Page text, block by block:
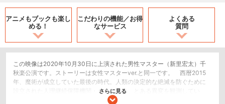
アニメもブックも楽し
める！
こだわりの機能／お得
なサービス
よくある
質問
この映像は2020年10月30日に上演された男性マスター（新里宏太）千
秋楽公演です。ストーリーは女性マスターver.と同一です。 西暦2015
年、魔術が成立していた最後の時代。人類の決定的な絶滅を防ぐために
設立された人理継続保障機関・カルデアは、とある異変を観測してい
た。近未来観測レンズ・シバにより、2017年で人類が絶滅することが証
さらに見る